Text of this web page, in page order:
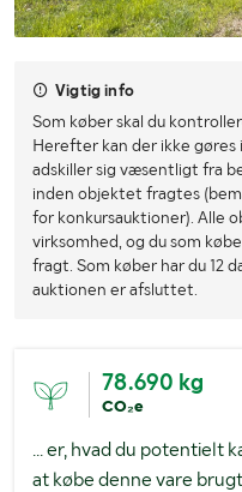
Vigtig info
Som køber skal du
Herefter kan der ikke
adskiller sig væsentligt fra
inden objektet fragtes
for konkursauktioner). Alle
virksomhed, og du som
fragt. Som køber har du 12
auktionen er afsluttet.
78.690 kg
CO₂e
... er, hvad du potentielt
at købe denne vare